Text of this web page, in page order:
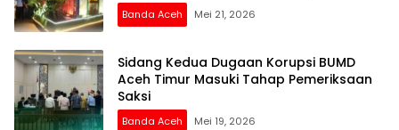
Banda Aceh Mei 21, 2026
Sidang Kedua Dugaan Korupsi BUMD
Aceh Timur Masuki Tahap Pemeriksaan
Saksi
Banda Aceh Mei 19, 2026